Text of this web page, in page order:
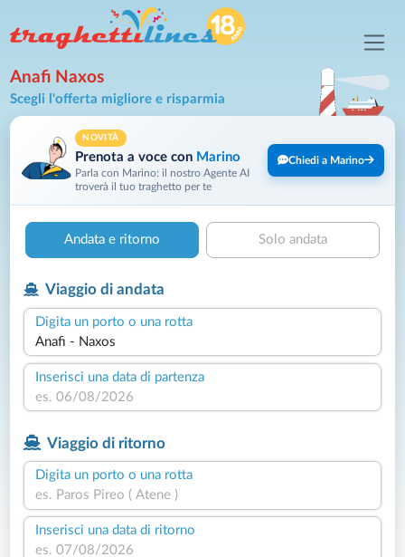
Anafi Naxos
Scegli l'offerta migliore e risparmia
NOVITÀ
Prenota a voce con Marino
Parla con Marino: il nostro Agente AI
troverà il tuo traghetto per te
Chiedi a Marino
Andata e ritorno Solo andata
Viaggio di andata
Digita un porto o una rotta
Inserisci una data di partenza
Viaggio di ritorno
Digita un porto o una rotta
Inserisci una data di ritorno